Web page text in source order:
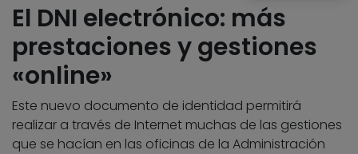
El DNI electrónico: más
prestaciones y gestiones
«online»
Este nuevo documento de identidad permitirá
realizar a través de Internet muchas de las gestiones
que se hacían en las oficinas de la Administración